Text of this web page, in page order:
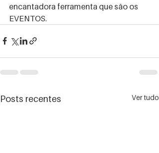
encantadora ferramenta que são os
EVENTOS.
Posts recentes Ver tudo